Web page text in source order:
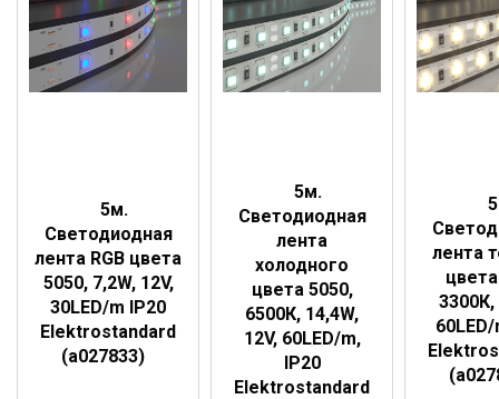
5м.
Светодиодная
лента RGB цвета
5050, 7,2W, 12V,
30LED/m IP20
Elektrostandard
(a027833)
5м.
Светодиодная
лента
холодного
цвета 5050,
6500К, 14,4W,
12V, 60LED/m,
IP20
Elektrostandard
лента
3300К,